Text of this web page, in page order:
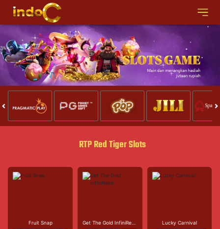
RTP Red Tiger Slots
Fruit Snap Get The Gold InfiniReels Lucky Carnival